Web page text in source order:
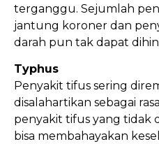
terganggu. Sejumlah
jantung koroner dan
darah pun tak dapat
Typhus
Penyakit tifus sering
disalahartikan sebagai
penyakit tifus yang tidak
bisa membahayakan